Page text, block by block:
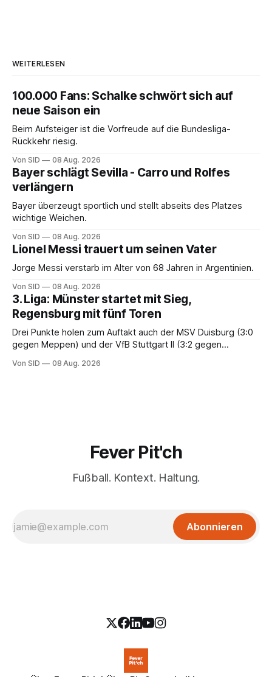
WEITERLESEN
100.000 Fans: Schalke schwört sich auf
neue Saison ein
Beim Aufsteiger ist die Vorfreude auf die Bundesliga-
Rückkehr riesig.
Von SID 08 Aug. 2026
Bayer schlägt Sevilla - Carro und Rolfes
verlängern
Bayer überzeugt sportlich und stellt abseits des Platzes
wichtige Weichen.
Von SID 08 Aug. 2026
Lionel Messi trauert um seinen Vater
Jorge Messi verstarb im Alter von 68 Jahren in Argentinien.
Von SID 08 Aug. 2026
3. Liga: Münster startet mit Sieg,
Regensburg mit fünf Toren
Drei Punkte holen zum Auftakt auch der MSV Duisburg (3:0
gegen Meppen) und der VfB Stuttgart II (3:2 gegen
Von SID 08 Aug. 2026
Fever Pit'ch
Fußball. Kontext. Haltung.
Abonnieren